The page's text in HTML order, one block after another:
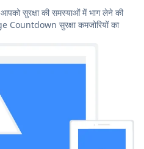
सुरक्षा की समस्याओं में भाग लेने की
Countdown सुरक्षा कमजोरियों का